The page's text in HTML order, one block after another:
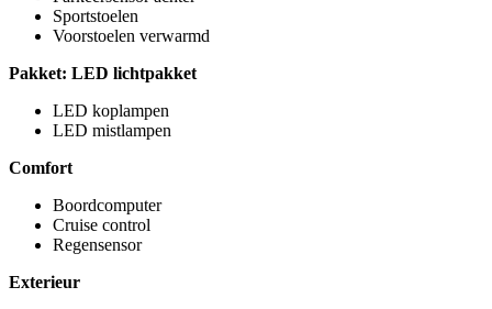
Sportstoelen
Voorstoelen verwarmd
Pakket: LED lichtpakket
LED koplampen
LED mistlampen
Comfort
Boordcomputer
Cruise control
Regensensor
Exterieur